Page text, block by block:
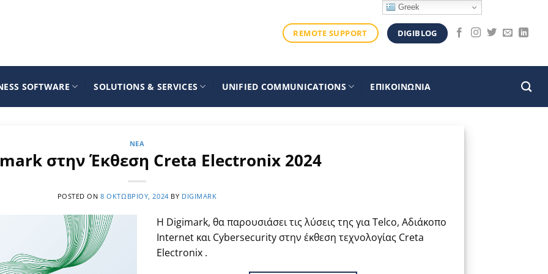
REMOTE SUPPORT DIGIBLOG
SOFTWARE SOLUTIONS & SERVICES UNIFIED COMMUNICATIONS ΕΠΙΚΟΙΝΩΝΙΑ
ΝΈΑ
στην Έκθεση Creta Electronix 2024
POSTED ON8 ΟΚΤΩΒΡΊΟΥ, 2024 BY DIGIMARK
Η Digimark, θα παρουσιάσει τις λύσεις της για Telco, Αδιάκοπο
Internet και Cybersecurity στην έκθεση τεχνολογίας Creta
Electronix .
Greek